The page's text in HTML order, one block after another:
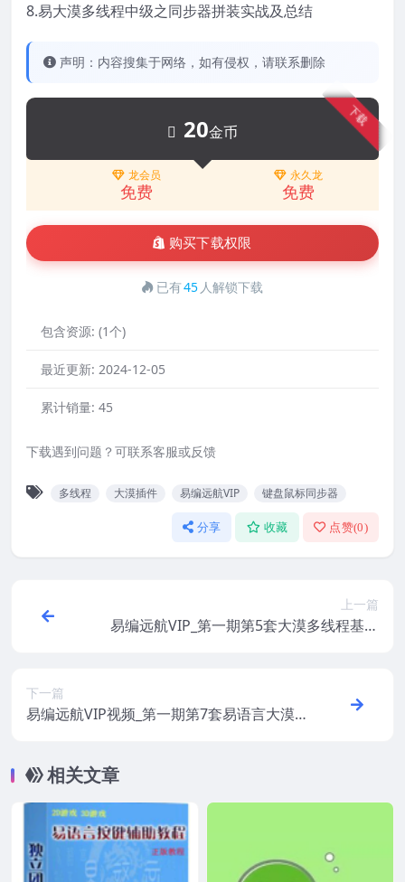
8.易大漠多线程中级之同步器拼装实战及总结
声明：内容搜集于网络，如有侵权，请联系删除
下载
20金币
龙会员
免费
永久龙
免费
购买下载权限
已有45 人解锁下载
包含资源: (1个)
最近更新: 2024-12-05
累计销量: 45
下载遇到问题？可联系客服或反馈
多线程 大漠插件 易编远航VIP 键盘鼠标同步器
分享 收藏 点赞(0)
上一篇
易编远航VIP_第一期第5套大漠多线程基础
下一篇
易编远航VIP视频_第一期第7套易语言大漠
相关文章